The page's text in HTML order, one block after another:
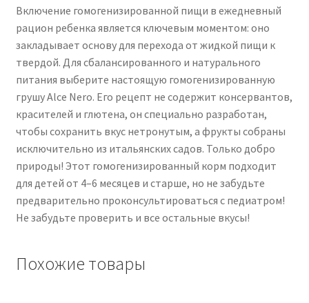
-
2
x
80
gr
Включение гомогенизированной пищи в ежедневный
рацион ребенка является ключевым моментом: оно
закладывает основу для перехода от жидкой пищи к
твердой. Для сбалансированного и натурального
питания выберите настоящую гомогенизированную
грушу Alce Nero. Его рецепт не содержит консервантов,
красителей и глютена, он специально разработан,
чтобы сохранить вкус нетронутым, а фрукты собраны
исключительно из итальянских садов. Только добро
природы! Этот гомогенизированный корм подходит
для детей от 4–6 месяцев и старше, но не забудьте
предварительно проконсультироваться с педиатром!
Не забудьте проверить и все остальные вкусы!
Похожие товары